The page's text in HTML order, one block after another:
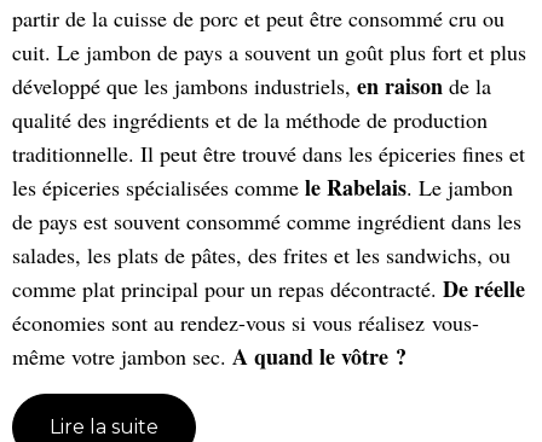
partir de la cuisse de porc et peut être consommé cru ou
cuit. Le jambon de pays a souvent un goût plus fort et plus
développé que les jambons industriels, en raison de la
qualité des ingrédients et de la méthode de production
traditionnelle. Il peut être trouvé dans les épiceries fines et
les épiceries spécialisées comme le Rabelais. Le jambon
de pays est souvent consommé comme ingrédient dans les
salades, les plats de pâtes, des frites et les sandwichs, ou
comme plat principal pour un repas décontracté. De réelle
économies sont au rendez-vous si vous réalisez vous-
même votre jambon sec. A quand le vôtre ?
Lire la suite